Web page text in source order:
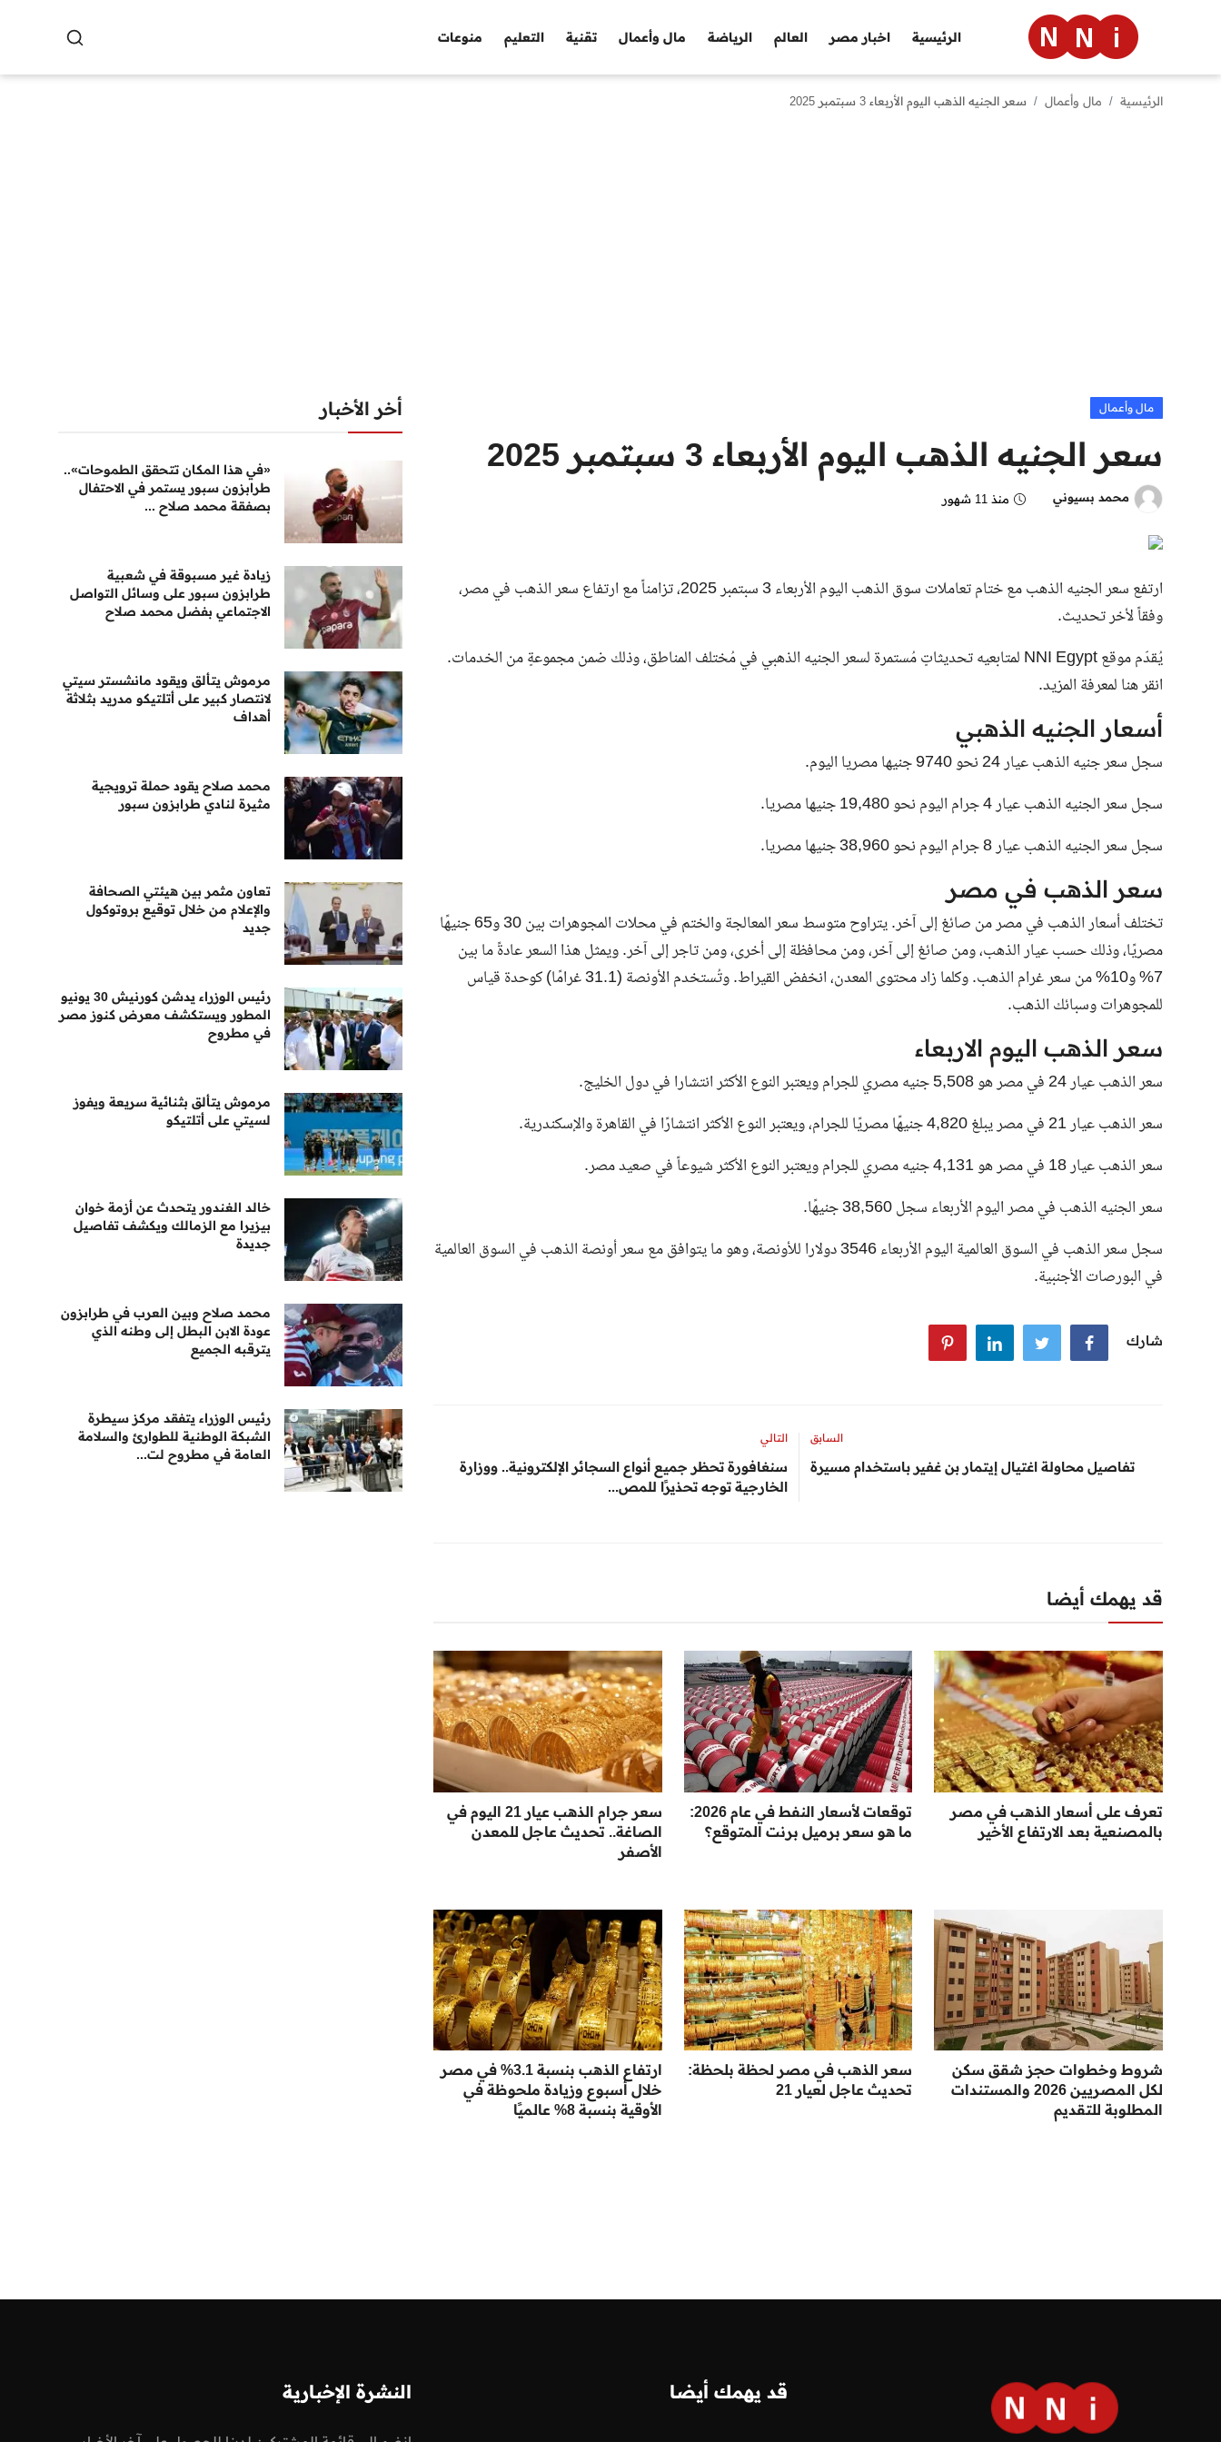
الرئيسية اخبار مصر العالم الرياضة مال وأعمال تقنية التعليم منوعات
منوعات
الرئيسية مال وأعمال سعر الجنيه الذهب اليوم الأربعاء 3 سبتمبر 2025
مال وأعمال
سعر الجنيه الذهب اليوم الأربعاء 3 سبتمبر 2025
محمد بسيوني منذ 11 شهور
ارتفع سعر الجنيه الذهب مع ختام تعاملات سوق الذهب اليوم الأربعاء 3 سبتمبر 2025، تزامناً مع ارتفاع سعر الذهب في مصر،
وفقاً لأخر تحديث.
يُقدّم موقع NNI Egypt لمتابعيه تحديثاتٍ مُستمرة لسعر الجنيه الذهبي في مُختلف المناطق، وذلك ضمن مجموعةٍ من الخدمات.
انقر هنا لمعرفة المزيد.
أسعار الجنيه الذهبي
سجل سعر جنيه الذهب عيار 24 نحو 9740 جنيها مصريا اليوم.
سجل سعر الجنيه الذهب عيار 4 جرام اليوم نحو 19,480 جنيها مصريا.
سجل سعر الجنيه الذهب عيار 8 جرام اليوم نحو 38,960 جنيها مصريا.
سعر الذهب في مصر
تختلف أسعار الذهب في مصر من صائغ إلى آخر. يتراوح متوسط سعر المعالجة والختم في محلات المجوهرات بين 30 و65 جنيهًا
مصريًا، وذلك حسب عيار الذهب، ومن صائغ إلى آخر، ومن محافظة إلى أخرى، ومن تاجر إلى آخر. ويمثل هذا السعر عادةً ما بين
7% و10% من سعر غرام الذهب. وكلما زاد محتوى المعدن، انخفض القيراط. وتُستخدم الأونصة (31.1 غرامًا) كوحدة قياس
للمجوهرات وسبائك الذهب.
سعر الذهب اليوم الاربعاء
سعر الذهب عيار 24 في مصر هو 5,508 جنيه مصري للجرام ويعتبر النوع الأكثر انتشارا في دول الخليج.
سعر الذهب عيار 21 في مصر يبلغ 4,820 جنيهًا مصريًا للجرام، ويعتبر النوع الأكثر انتشارًا في القاهرة والإسكندرية.
سعر الذهب عيار 18 في مصر هو 4,131 جنيه مصري للجرام ويعتبر النوع الأكثر شيوعاً في صعيد مصر.
سعر الجنيه الذهب في مصر اليوم الأربعاء سجل 38,560 جنيهًا.
سجل سعر الذهب في السوق العالمية اليوم الأربعاء 3546 دولارا للأونصة، وهو ما يتوافق مع سعر أونصة الذهب في السوق العالمية
في البورصات الأجنبية.
شارك
السابق
تفاصيل محاولة اغتيال إيتمار بن غفير باستخدام مسيرة
التالي
سنغافورة تحظر جميع أنواع السجائر الإلكترونية.. ووزارة
الخارجية توجه تحذيرًا للمص...
قد يهمك أيضا
تعرف على أسعار الذهب في مصر
بالمصنعية بعد الارتفاع الأخير
توقعات لأسعار النفط في عام 2026:
ما هو سعر برميل برنت المتوقع؟
سعر جرام الذهب عيار 21 اليوم في
الصاغة.. تحديث عاجل للمعدن
الأصفر
شروط وخطوات حجز شقق سكن
لكل المصريين 2026 والمستندات
المطلوبة للتقديم
سعر الذهب في مصر لحظة بلحظة:
تحديث عاجل لعيار 21
ارتفاع الذهب بنسبة 3.1% في مصر
خلال أسبوع وزيادة ملحوظة في
الأوقية بنسبة 8% عالميًا
أخر الأخبار
«في هذا المكان تتحقق الطموحات»..
طرابزون سبور يستمر في الاحتفال
بصفقة محمد صلاح ...
زيادة غير مسبوقة في شعبية
طرابزون سبور على وسائل التواصل
الاجتماعي بفضل محمد صلاح
مرموش يتألق ويقود مانشستر سيتي
لانتصار كبير على أتلتيكو مدريد بثلاثة
أهداف
محمد صلاح يقود حملة ترويجية
مثيرة لنادي طرابزون سبور
تعاون مثمر بين هيئتي الصحافة
والإعلام من خلال توقيع بروتوكول
جديد
رئيس الوزراء يدشن كورنيش 30 يونيو
المطور ويستكشف معرض كنوز مصر
في مطروح
مرموش يتألق بثنائية سريعة ويفوز
لسيتي على أتلتيكو
خالد الغندور يتحدث عن أزمة خوان
بيزيرا مع الزمالك ويكشف تفاصيل
جديدة
محمد صلاح وبين العرب في طرابزون
عودة الابن البطل إلى وطنه الذي
يترقبه الجميع
رئيس الوزراء يتفقد مركز سيطرة
الشبكة الوطنية للطوارئ والسلامة
العامة في مطروح لت...
قد يهمك أيضا النشرة الإخبارية